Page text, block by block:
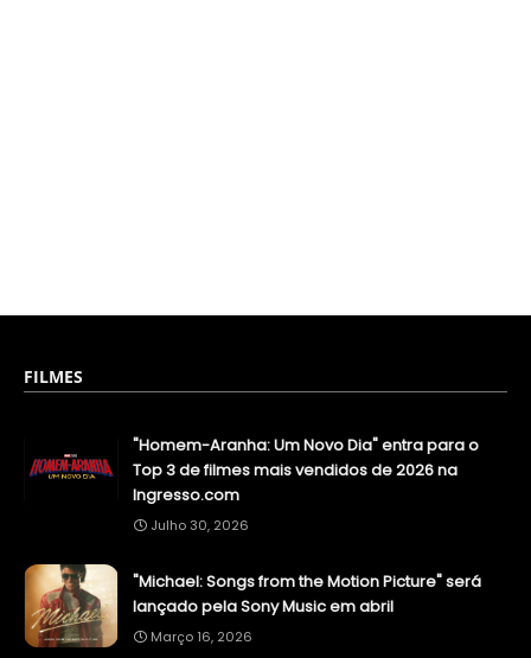
FILMES
"Homem-Aranha: Um Novo Dia" entra para o
Top 3 de filmes mais vendidos de 2026 na
Ingresso.com
Julho 30, 2026
"Michael: Songs from the Motion Picture" será
lançado pela Sony Music em abril
Março 16, 2026